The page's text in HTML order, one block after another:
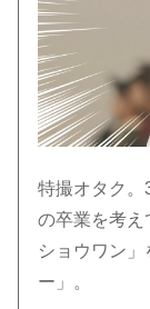
特撮オタク。
の卒業を考え
ショウワン
ー」。